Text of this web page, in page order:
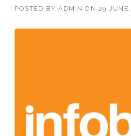
POSTED BY ADMIN ON 29